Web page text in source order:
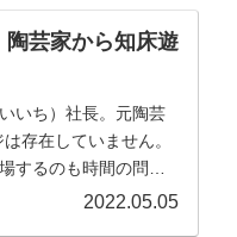
芸家から知床遊
いち）社長。元陶芸
存在していません。
するのも時間の問題
2022.05.05